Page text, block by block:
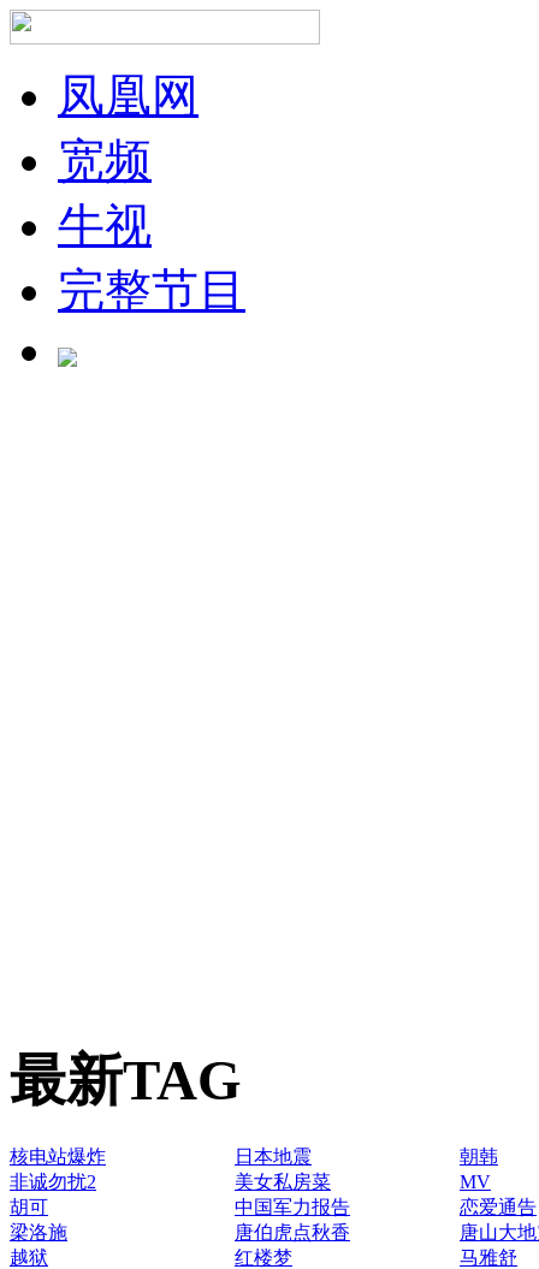
凤凰网
宽频
牛视
完整节目
最新TAG
核电站爆炸 日本地震
朝韩
非诚勿扰2
美女私房菜
MV
胡可
中国军力报告
恋爱通告
梁洛施
唐伯虎点秋香
唐山大
越狱
红楼梦 马雅舒